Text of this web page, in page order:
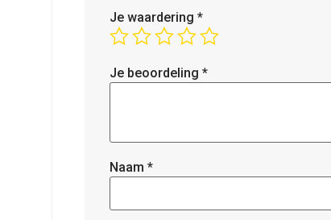
Je waardering *
Je beoordeling *
Naam *